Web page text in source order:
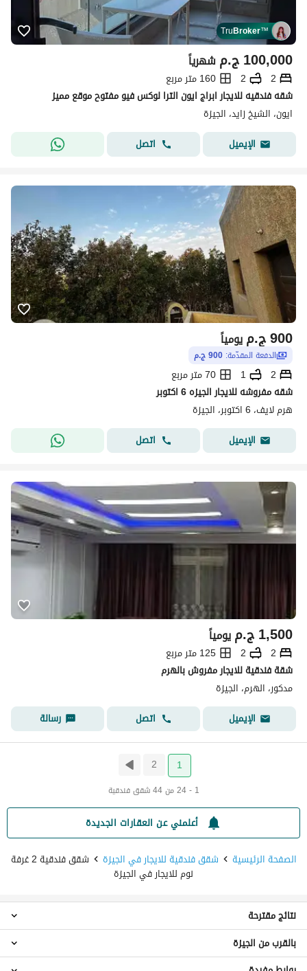
TruBroker™
ج.م100,000 شهرياً
2
2
160 متر مربع
شقه فندقيه للايجار ابراج ايون الترا لوكس فيو مفتوح موقع مميز
ايون، الشيخ زايد، الجيزة
الإيميل
اتصل
ج.م900 يومياً
الدفعة المقدّمة: 900 ج.م
2
1
70 متر مربع
شقه مفروشه للايجار الجيزه 6 اكتوبر
هرم لايف، 6 اكتوبر، الجيزة
الإيميل
اتصل
ج.م1,500 يومياً
2
2
125 متر مربع
شقة فندقية للايجار مفروش بالهرم
مدكور، الهرم، الجيزة
الإيميل
اتصل رسالة
1
2
1 - 24 من 44 شقق فندقية
أعلمني عن العقارات الجديدة
الصفحة الرئيسية
شقق فندقية للايجار في الجيزة شقق فندقية 2 غرفة
نوم للايجار في الجيزة
شقق استوديو فندقية للايجار في الجيزة
شقق فندقية 1 غرفة نوم للايجار في الجيزة
نتائج مقترحة
بالقرب من الجيزة